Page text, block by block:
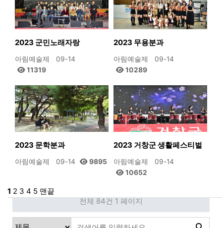
2023 군민노래자랑
아림예술제
09-14
11319
2023 무용분과
아림예술제
09-14
10289
2023 문학분과
아림예술제 09-14 9895
2023 거창군 생활페스티벌
아림예술제
09-14
10652
1 2 3 4 5 맨끝
전체 84건 1 페이지